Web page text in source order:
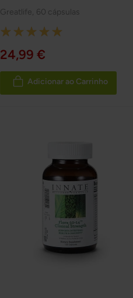
Greatlife 60 cápsulas
Rating:
100%
24,99 €
Adicionar ao Carrinho